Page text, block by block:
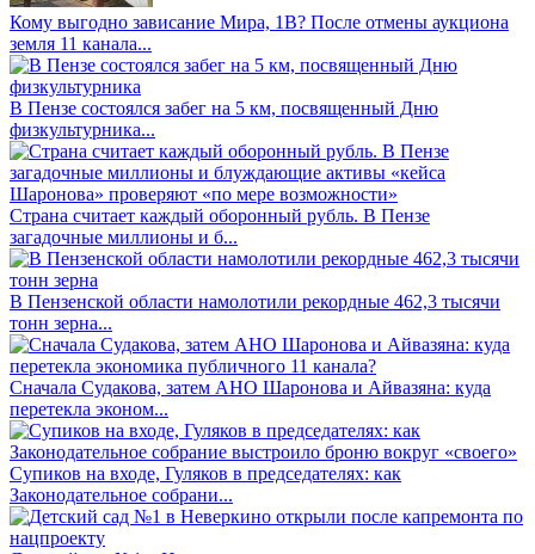
Кому выгодно зависание Мира, 1В? После отмены аукциона
земля 11 канала...
В Пензе состоялся забег на 5 км, посвященный Дню
физкультурника...
Страна считает каждый оборонный рубль. В Пензе
загадочные миллионы и б...
В Пензенской области намолотили рекордные 462,3 тысячи
тонн зерна...
Сначала Судакова, затем АНО Шаронова и Айвазяна: куда
перетекла эконом...
Супиков на входе, Гуляков в председателях: как
Законодательное собрани...